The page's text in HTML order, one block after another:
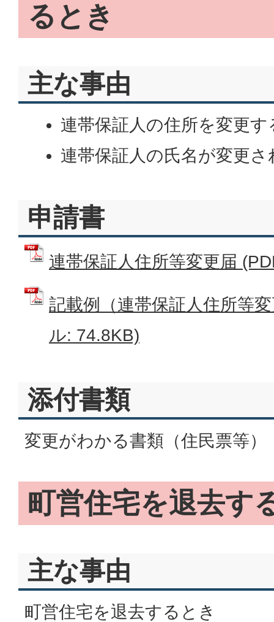
るとき
主な事由
連帯保証人の住所を変更す
連帯保証人の氏名が変更
申請書
連帯保証人住所等変更届
記載例（連帯保証人住所等
ル: 74.8KB)
添付書類
変更がわかる書類（住民票等）
町営住宅を退去す
主な事由
町営住宅を退去するとき